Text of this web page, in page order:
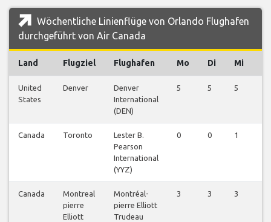
Wöchentliche Linienflüge von Orlando Flughafen
durchgeführt von Air Canada
Land Flugziel Flughafen Mo Di Mi
United
States
Denver
Denver
International
(DEN)
5 5 5
Canada Toronto
Lester B.
Pearson
International
(YYZ)
0 0 1
Canada
Montreal
pierre
Elliott
Montréal-
pierre Elliott
Trudeau
3 3 3